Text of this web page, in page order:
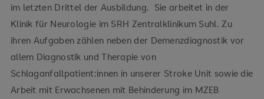
im letzten Drittel der Ausbildung. Sie arbeitet in der
Klinik für Neurologie im SRH Zentralklinikum Suhl. Zu
ihren Aufgaben zählen neben der Demenzdiagnostik vor
allem Diagnostik und Therapie von
Schlaganfallpatient:innen in unserer Stroke Unit sowie die
Arbeit mit Erwachsenen mit Behinderung im MZEB